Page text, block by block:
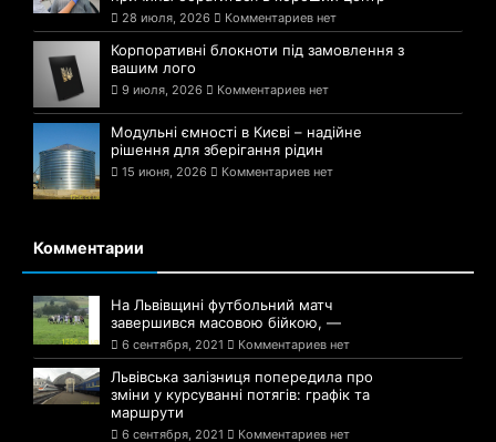
28 июля, 2026 Комментариев нет
Корпоративні блокноти під замовлення з
вашим лого
9 июля, 2026 Комментариев нет
Модульні ємності в Києві – надійне
рішення для зберігання рідин
15 июня, 2026 Комментариев нет
Комментарии
На Львівщині футбольний матч
завершився масовою бійкою, —
6 сентября, 2021 Комментариев нет
Львівська залізниця попередила про
зміни у курсуванні потягів: графік та
маршрути
6 сентября, 2021 Комментариев нет